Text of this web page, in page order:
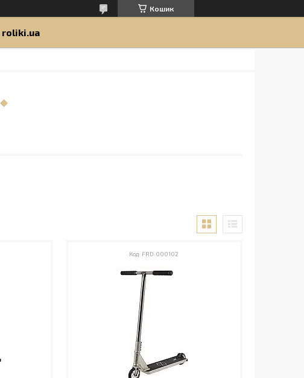
Кошик
roliki.ua
FRD.000102